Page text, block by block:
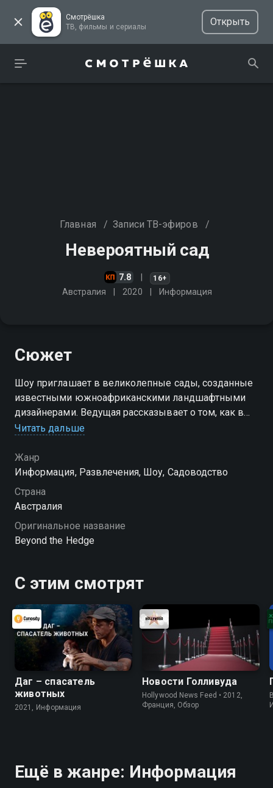
Смотрёшка
ТВ, фильмы и сериалы
Открыть
Главная / Записи ТВ-эфиров /
Невероятный сад
7.8 16+
Австралия 2020 Информация
Сюжет
Шоу приглашает в великолепные сады, созданные
известными южноафриканскими ландшафтными
дизайнерами. Ведущая рассказывает о том, как в
ландшафтном дизайне находят своё отражение
дизайнерские решения
Читать дальше
Жанр
Информация, Развлечения, Шоу, Садоводство
Страна
Австралия
Оригинальное название
Beyond the Hedge
С этим смотрят
Даг – спасатель
животных
2021, Информация
Новости Голливуда
Hollywood News Feed • 2012,
Франция, Обзор
Ещё в жанре: Информация